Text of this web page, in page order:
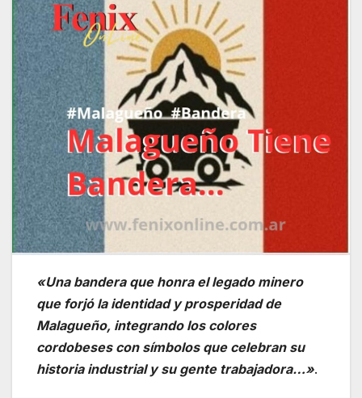
«Una bandera que honra el legado minero
que forjó la identidad y prosperidad de
Malagueño, integrando los colores
cordobeses con símbolos que celebran su
historia industrial y su gente trabajadora…».